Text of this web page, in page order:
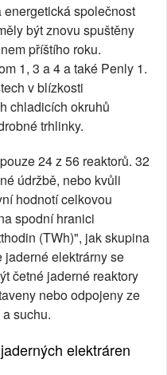
společnost
být znovu spuštěny
příštího roku.
1, 3 a 4 a také Penly 1.
v blízkosti
chladicích okruhů
trhlinky.
24 z 56 reaktorů. 32
údržbě, nebo kvůli
hodnotí celkovou
spodní hranici
(TWh)", jak skupina
jaderné elektrárny se
četné jaderné reaktory
nebo odpojeny ze
suchu.
elektráren